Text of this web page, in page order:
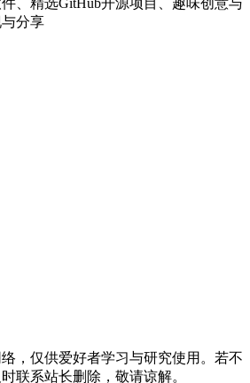
分享
，仅供爱好者学习与研究使用。若不
联系站长删除，敬请谅解。